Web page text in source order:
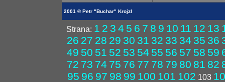
2001 © Petr "Buchar" Krojzl
Strana: 1 2 3 4 5 6 7 8 9 10 11 12 13
26 27 28 29 30 31 32 33 34 35 36
49 50 51 52 53 54 55 56 57 58 59
72 73 74 75 76 77 78 79 80 81 82
95 96 97 98 99 100 101 102 103